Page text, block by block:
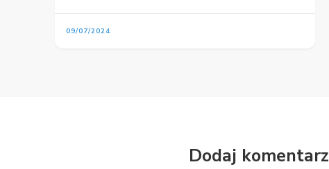
09/07/2024
Dodaj komentarz